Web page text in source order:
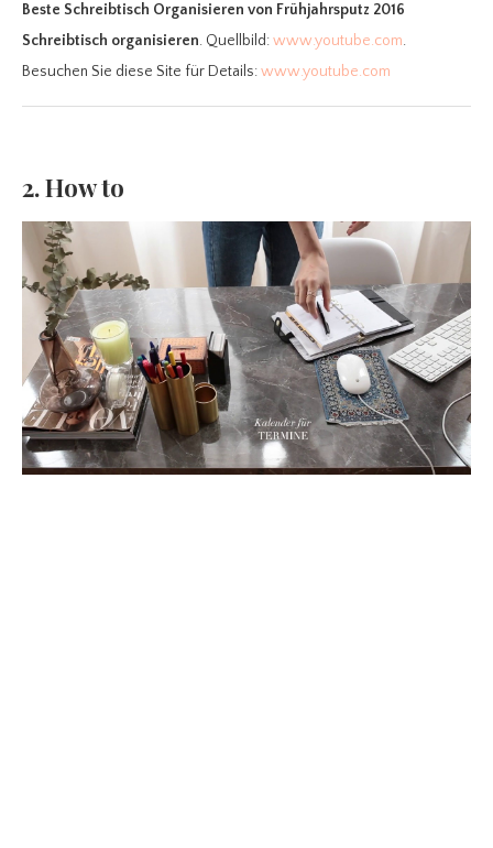
Beste Schreibtisch Organisieren von Frühjahrsputz 2016
Schreibtisch organisieren. Quellbild:www.youtube.com.
Besuchen Sie diese Site für Details:www.youtube.com
2. How to